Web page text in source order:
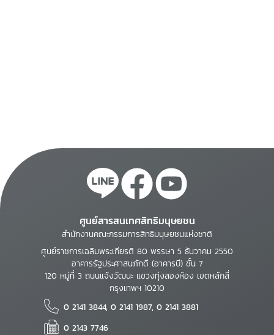
ศูนย์สารสนเทศสิทธิมนุษยชน
สำนักงานคณะกรรมการสิทธิมนุษยชนแห่งชาติ
ศูนย์ราชการเฉลิมพระเกียรติ 80 พรรษา 5 ธันวาคม 2550
อาคารรัฐประศาสนภักดี (อาคารบี) ชั้น 7
120 หมู่ที่ 3 ถนนแจ้งวัฒนะ แขวงทุ่งสองห้อง เขตหลักสี่
กรุงเทพฯ 10210
0 2141 3844, 0 2141 1987, 0 2141 3881
0 2143 7746